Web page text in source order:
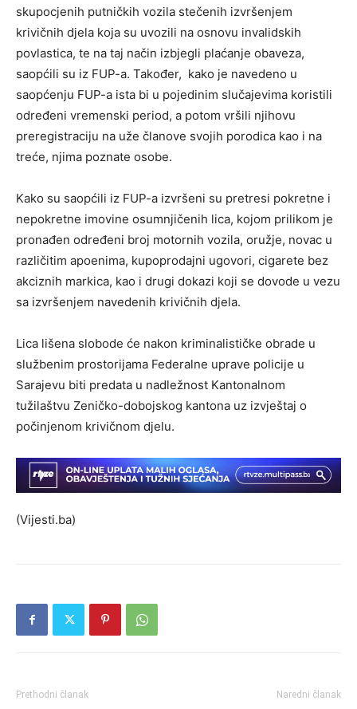
skupocjenih putničkih vozila stečenih izvršenjem
krivičnih djela koja su uvozili na osnovu invalidskih
povlastica, te na taj način izbjegli plaćanje obaveza,
saopćili su iz FUP-a. Također, kako je navedeno u
saopćenju FUP-a ista bi u pojedinim slučajevima koristili
određeni vremenski period, a potom vršili njihovu
preregistraciju na uže članove svojih porodica kao i na
treće, njima poznate osobe.
Kako su saopćili iz FUP-a izvršeni su pretresi pokretne i
nepokretne imovine osumnjičenih lica, kojom prilikom je
pronađen određeni broj motornih vozila, oružje, novac u
različitim apoenima, kupoprodajni ugovori, cigarete bez
akciznih markica, kao i drugi dokazi koji se dovode u vezu
sa izvršenjem navedenih krivičnih djela.
Lica lišena slobode će nakon kriminalističke obrade u
službenim prostorijama Federalne uprave policije u
Sarajevu biti predata u nadležnost Kantonalnom
tužilaštvu Zeničko-dobojskog kantona uz izvještaj o
počinjenom krivičnom djelu.
(Vijesti.ba)
Prethodni članak Naredni članak